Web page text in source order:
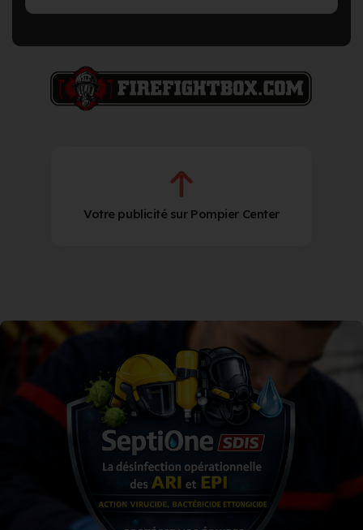
Votre publicité sur Pompier Center